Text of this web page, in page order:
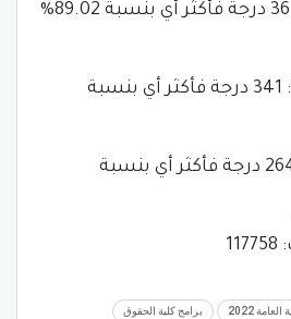
• الشعبة العلمية: 365 درجة فأكثر أي بنسبة 89.02%
• الشعبة الهندسية: 341 درجة فأكثر أي بنسبة
• الشعبة الأدبية: 264.5 درجة فأكثر أي بنسبة
العامة 2022 برامج كلية الحقوق